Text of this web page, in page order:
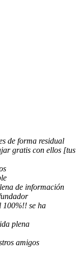
de forma residual
gratis con ellos [tus
de información
100%!! se ha
plena
amigos